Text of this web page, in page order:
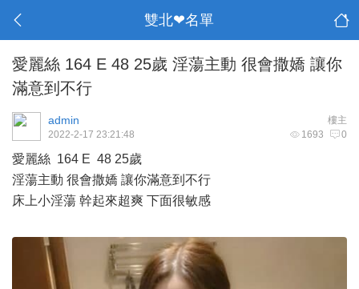
雙北❤名單
愛麗絲 164 E 48 25歲 淫蕩主動 很會撒嬌 讓你
滿意到不行
樓主
admin
1693 0
2022-2-17 23:21:48
愛麗絲 164 E 48 25歲
淫蕩主動 很會撒嬌 讓你滿意到不行
床上小淫蕩 幹起來超爽 下面很敏感